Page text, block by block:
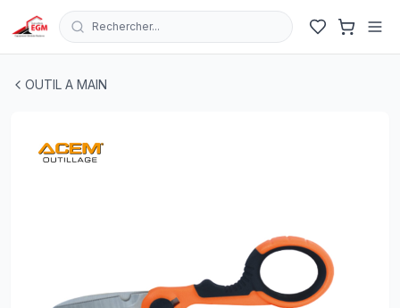
Rechercher...
OUTIL A MAIN